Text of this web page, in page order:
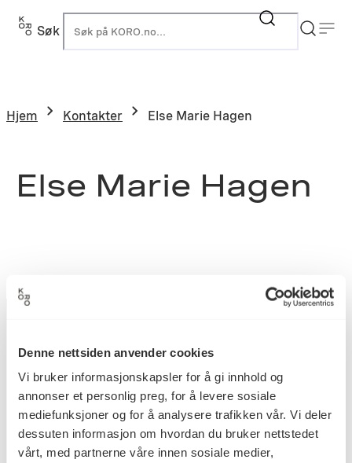
Denne nettsiden anvender cookies
Vi bruker informasjonskapsler for å gi innhold og
annonser et personlig preg, for å levere sosiale
mediefunksjoner og for å analysere trafikken vår. Vi deler
dessuten informasjon om hvordan du bruker nettstedet
vårt, med partnerne våre innen sosiale medier,
Søk
Hjem Kontakter Else Marie Hagen
Else Marie Hagen
Postadresse
Postboks 6994
St. Olavs plass